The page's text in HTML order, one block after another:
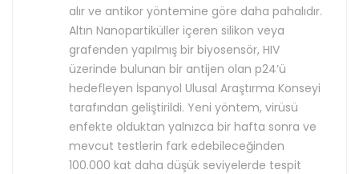
alır ve antikor yöntemine göre daha pahalıdır.
Altın Nanopartiküller içeren silikon veya
grafenden yapılmış bir biyosensör, HIV
üzerinde bulunan bir antijen olan p24’ü
hedefleyen İspanyol Ulusal Araştırma Konseyi
tarafından geliştirildi. Yeni yöntem, virüsü
enfekte olduktan yalnızca bir hafta sonra ve
mevcut testlerin fark edebileceğinden
100.000 kat daha düşük seviyelerde tespit